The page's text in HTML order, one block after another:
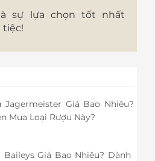
sự lựa chọn tốt nhất
tiệc!
Jagermeister Giá Bao Nhiêu?
Mua Loại Rượu Này?
Baileys Giá Bao Nhiêu? Dành